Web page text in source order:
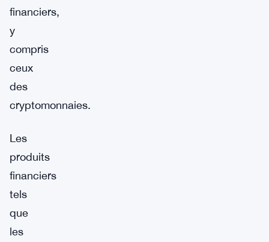
financiers,
y
compris
ceux
des
cryptomonnaies.
Les
produits
financiers
tels
que
les